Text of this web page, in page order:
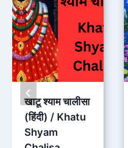
खाटू श्याम चालीसा
(हिंदी) / Khatu
Shyam